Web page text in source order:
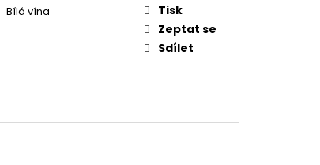
Bílá vína
Tisk
Zeptat se
Sdílet